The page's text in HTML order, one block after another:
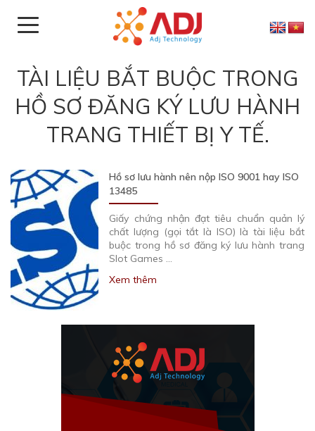
TÀI LIỆU BẮT BUỘC TRONG
HỒ SƠ ĐĂNG KÝ LƯU HÀNH
TRANG THIẾT BỊ Y TẾ.
Hồ sơ lưu hành nên nộp ISO 9001 hay ISO
13485
Giấy chứng nhận đạt tiêu chuẩn quản lý
chất lượng (gọi tắt là ISO) là tài liệu bắt
buộc trong hồ sơ đăng ký lưu hành trang
Slot Games …
Xem thêm